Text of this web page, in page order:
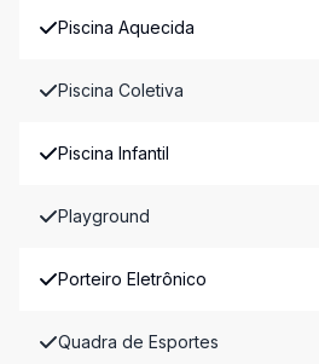
Piscina Aquecida
Piscina Coletiva
Piscina Infantil
Playground
Porteiro Eletrônico
Quadra de Esportes